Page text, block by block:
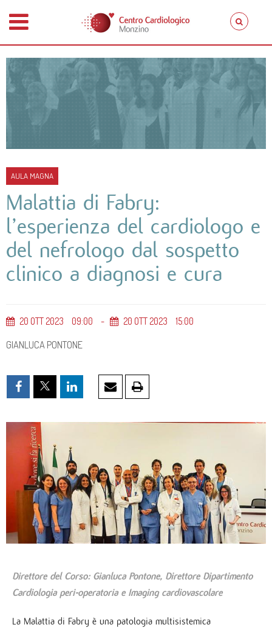
AULA MAGNA
Malattia di Fabry:
l’esperienza del cardiologo e
del nefrologo dal sospetto
clinico a diagnosi e cura
20 OTT 2023 09 00 20 OTT 2023 15 00
GIANLUCA PONTONE
Direttore del Corso: Gianluca Pontone, Direttore Dipartimento
Cardiologia peri-operatoria e Imaging cardiovascolare
La Malattia di Fabry è una patologia multisistemica